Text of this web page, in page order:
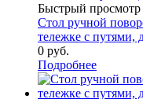
Быстрый просмотр
Стол ручной
тележке с путями,
0 руб.
Подробнее